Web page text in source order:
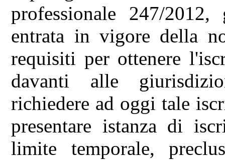
professionale 247/
entrata in vigore della
requisiti per ottenere
davanti alle
richiedere ad oggi tale
presentare istanza di
limite temporale,